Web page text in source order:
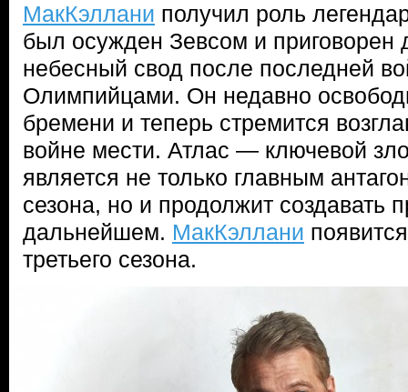
МакКэллани получил роль
был осужден Зевсом и приговорен
небесный свод после последней
Олимпийцами. Он недавно
бремени и теперь стремится
войне мести. Атлас — ключевой
является не только главным
сезона, но и продолжит создавать
дальнейшем. МакКэллани
третьего сезона.